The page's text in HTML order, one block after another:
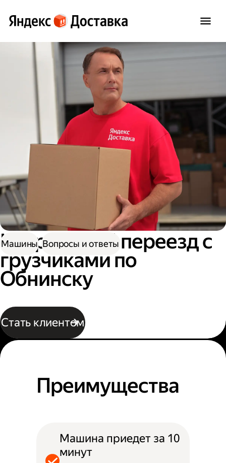
Квартирный переезд с
грузчиками по
Обнинску
Стать клиентом
Машины Вопросы и ответы
Преимущества
Машина приедет за 10
минут